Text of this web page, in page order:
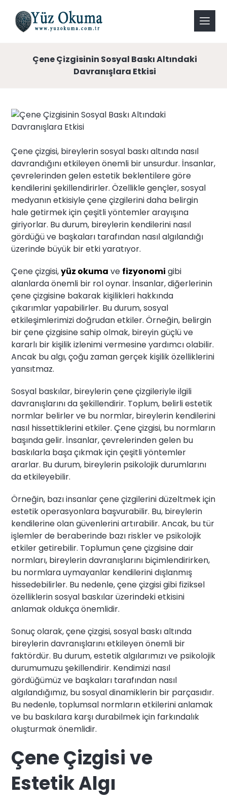
Çene Çizgisinin Sosyal Baskı Altındaki
Davranışlara Etkisi
Çene çizgisi, bireylerin sosyal baskı altında nasıl
davrandığını etkileyen önemli bir unsurdur. İnsanlar,
çevrelerinden gelen estetik beklentilere göre
kendilerini şekillendirirler. Özellikle gençler, sosyal
medyanın etkisiyle çene çizgilerini daha belirgin
hale getirmek için çeşitli yöntemler arayışına
giriyorlar. Bu durum, bireylerin kendilerini nasıl
gördüğü ve başkaları tarafından nasıl algılandığı
üzerinde büyük bir etki yaratıyor.
Çene çizgisi,yüz okuma ve fizyonomi gibi
alanlarda önemli bir rol oynar. İnsanlar, diğerlerinin
çene çizgisine bakarak kişilikleri hakkında
çıkarımlar yapabilirler. Bu durum, sosyal
etkileşimlerimizi doğrudan etkiler. Örneğin, belirgin
bir çene çizgisine sahip olmak, bireyin güçlü ve
kararlı bir kişilik izlenimi vermesine yardımcı olabilir.
Ancak bu algı, çoğu zaman gerçek kişilik özelliklerini
yansıtmaz.
Sosyal baskılar, bireylerin çene çizgileriyle ilgili
davranışlarını da şekillendirir. Toplum, belirli estetik
normlar belirler ve bu normlar, bireylerin kendilerini
nasıl hissettiklerini etkiler. Çene çizgisi, bu normların
başında gelir. İnsanlar, çevrelerinden gelen bu
baskılarla başa çıkmak için çeşitli yöntemler
ararlar. Bu durum, bireylerin psikolojik durumlarını
da etkileyebilir.
Örneğin, bazı insanlar çene çizgilerini düzeltmek için
estetik operasyonlara başvurabilir. Bu, bireylerin
kendilerine olan güvenlerini artırabilir. Ancak, bu tür
işlemler de beraberinde bazı riskler ve psikolojik
etkiler getirebilir. Toplumun çene çizgisine dair
normları, bireylerin davranışlarını biçimlendirirken,
bu normlara uymayanlar kendilerini dışlanmış
hissedebilirler. Bu nedenle, çene çizgisi gibi fiziksel
özelliklerin sosyal baskılar üzerindeki etkisini
anlamak oldukça önemlidir.
Sonuç olarak, çene çizgisi, sosyal baskı altında
bireylerin davranışlarını etkileyen önemli bir
faktördür. Bu durum, estetik algılarımızı ve psikolojik
durumumuzu şekillendirir. Kendimizi nasıl
gördüğümüz ve başkaları tarafından nasıl
algılandığımız, bu sosyal dinamiklerin bir parçasıdır.
Bu nedenle, toplumsal normların etkilerini anlamak
ve bu baskılara karşı durabilmek için farkındalık
oluşturmak önemlidir.
Çene Çizgisi ve
Estetik Algı